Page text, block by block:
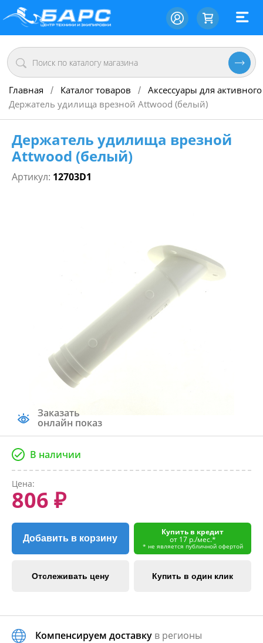
Главная / Каталог товаров / Аксессуары для
Держатель удилища врезной Attwood (белый)
Держатель удилища врезной
Attwood (белый)
Артикул: 12703D1
Заказать
онлайн показ
В наличии
Цена:
806 ₽
Добавить в корзину
Купить в кредит
от 17 р./мес.*
* не является публичной офертой
Отслеживать цену Купить в один клик
Компенсируем доставку в регионы